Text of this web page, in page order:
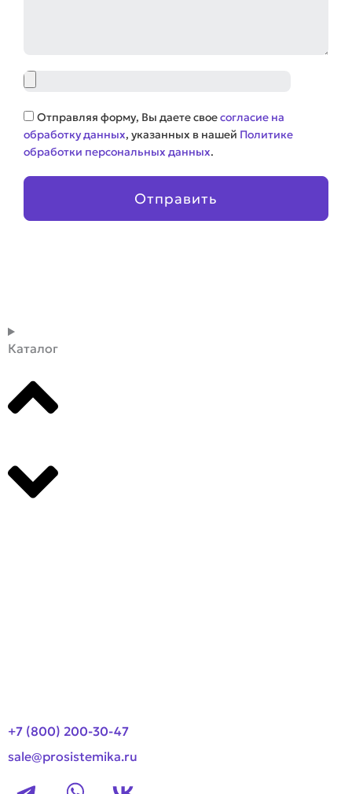
Файл
Соглашение
Отправляя форму, Вы даете своесогласие на
обработку данных, указанных в нашей Политике
обработки персональных данных.
Отправить
Каталог
+7 (800) 200-30-47
sale@prosistemika.ru